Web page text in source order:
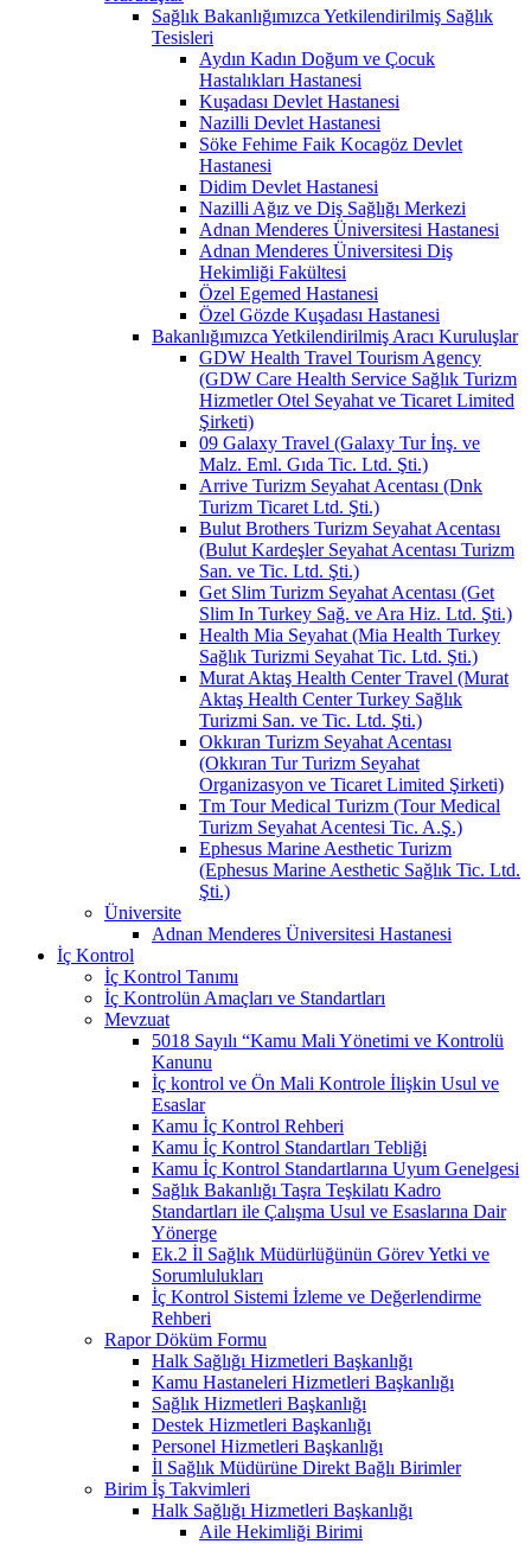
Sağlık Bakanlığımızca Yetkilendirilmiş Sağlık
Tesisleri
Aydın Kadın Doğum ve Çocuk
Hastalıkları Hastanesi
Kuşadası Devlet Hastanesi
Nazilli Devlet Hastanesi
Söke Fehime Faik Kocagöz Devlet
Hastanesi
Didim Devlet Hastanesi
Nazilli Ağız ve Diş Sağlığı Merkezi
Adnan Menderes Üniversitesi Hastanesi
Adnan Menderes Üniversitesi Diş
Hekimliği Fakültesi
Özel Egemed Hastanesi
Özel Gözde Kuşadası Hastanesi
Bakanlığımızca Yetkilendirilmiş Aracı Kuruluşlar
GDW Health Travel Tourism Agency
(GDW Care Health Service Sağlık Turizm
Hizmetler Otel Seyahat ve Ticaret Limited
Şirketi)
09 Galaxy Travel (Galaxy Tur İnş. ve
Malz. Eml. Gıda Tic. Ltd. Şti.)
Arrive Turizm Seyahat Acentası (Dnk
Turizm Ticaret Ltd. Şti.)
Bulut Brothers Turizm Seyahat Acentası
(Bulut Kardeşler Seyahat Acentası Turizm
San. ve Tic. Ltd. Şti.)
Get Slim Turizm Seyahat Acentası (Get
Slim In Turkey Sağ. ve Ara Hiz. Ltd. Şti.)
Health Mia Seyahat (Mia Health Turkey
Sağlık Turizmi Seyahat Tic. Ltd. Şti.)
Murat Aktaş Health Center Travel (Murat
Aktaş Health Center Turkey Sağlık
Turizmi San. ve Tic. Ltd. Şti.)
Okkıran Turizm Seyahat Acentası
(Okkıran Tur Turizm Seyahat
Organizasyon ve Ticaret Limited Şirketi)
Tm Tour Medical Turizm (Tour Medical
Turizm Seyahat Acentesi Tic. A.Ş.)
Ephesus Marine Aesthetic Turizm
(Ephesus Marine Aesthetic Sağlık Tic. Ltd.
Şti.)
Üniversite
Adnan Menderes Üniversitesi Hastanesi
İç Kontrol
İç Kontrol Tanımı
İç Kontrolün Amaçları ve Standartları
Mevzuat
5018 Sayılı “Kamu Mali Yönetimi ve Kontrolü
Kanunu
İç kontrol ve Ön Mali Kontrole İlişkin Usul ve
Esaslar
Kamu İç Kontrol Rehberi
Kamu İç Kontrol Standartları Tebliği
Kamu İç Kontrol Standartlarına Uyum Genelgesi
Sağlık Bakanlığı Taşra Teşkilatı Kadro
Standartları ile Çalışma Usul ve Esaslarına Dair
Yönerge
Ek.2 İl Sağlık Müdürlüğünün Görev Yetki ve
Sorumlulukları
İç Kontrol Sistemi İzleme ve Değerlendirme
Rehberi
Rapor Döküm Formu
Halk Sağlığı Hizmetleri Başkanlığı
Kamu Hastaneleri Hizmetleri Başkanlığı
Sağlık Hizmetleri Başkanlığı
Destek Hizmetleri Başkanlığı
Personel Hizmetleri Başkanlığı
İl Sağlık Müdürüne Direkt Bağlı Birimler
Birim İş Takvimleri
Halk Sağlığı Hizmetleri Başkanlığı
Aile Hekimliği Birimi